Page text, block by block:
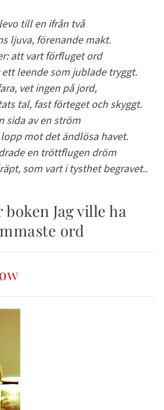
till en ifrån två
ljuva, förenande makt.
att vart förfluget ord
leende som jublade tryggt.
vet ingen på jord,
tal, fast förteget och skyggt.
sida av en ström
mot det ändlösa havet.
en tröttflugen dröm
som vart i tysthet begravet..
Jag ville ha
ord